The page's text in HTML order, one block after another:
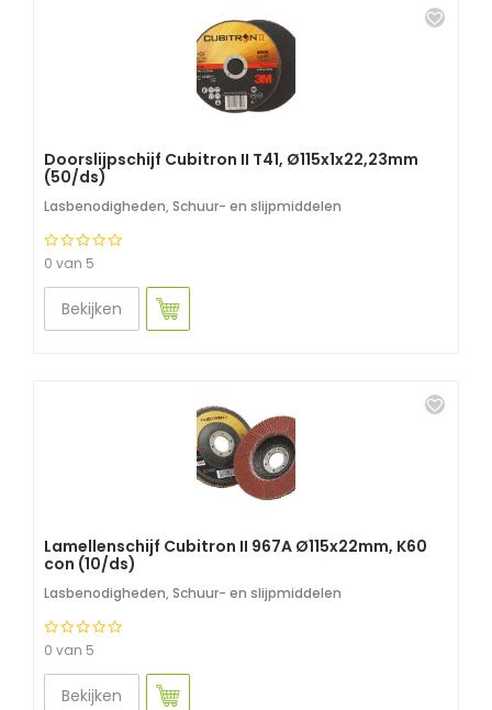
Doorslijpschijf Cubitron II T41, Ø115x1x22,23mm
(50/ds)
Lasbenodigheden, Schuur- en slijpmiddelen
0 van 5
Bekijken
Lamellenschijf Cubitron II 967A Ø115x22mm, K60
con (10/ds)
Lasbenodigheden, Schuur- en slijpmiddelen
0 van 5
Bekijken